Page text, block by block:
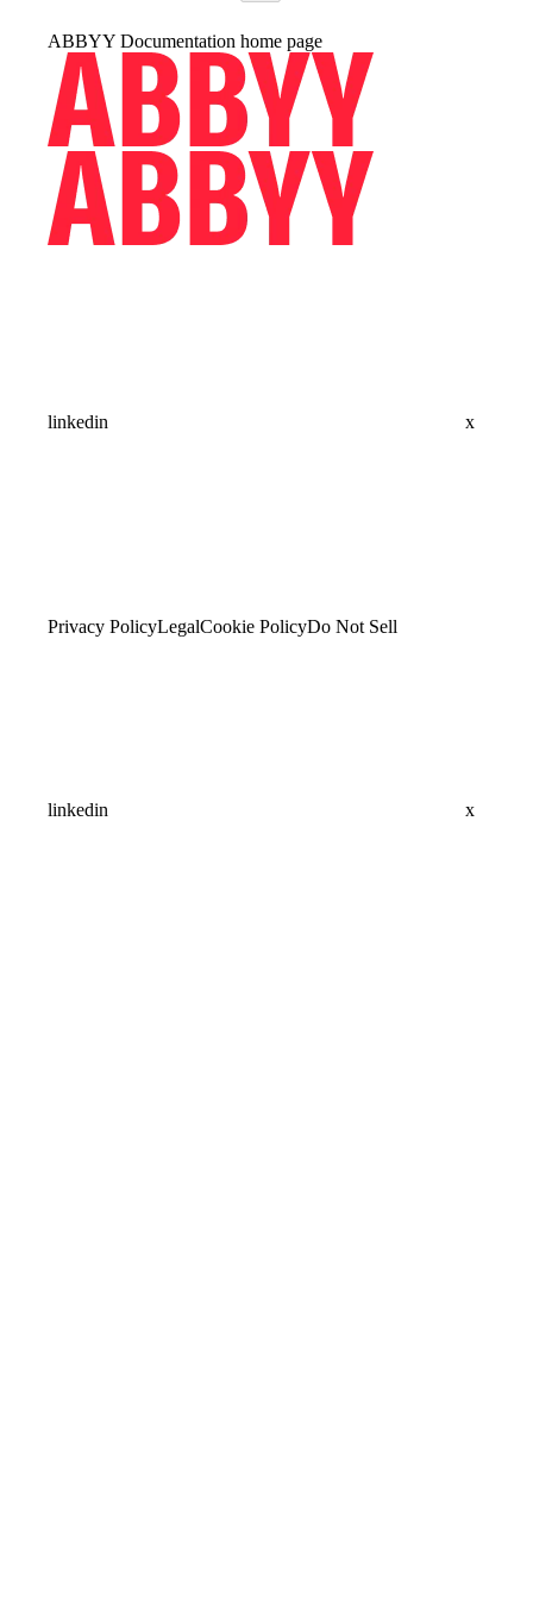
ABBYY Documentation home page
linkedin x
Privacy PolicyLegalCookie PolicyDo Not Sell
linkedin x